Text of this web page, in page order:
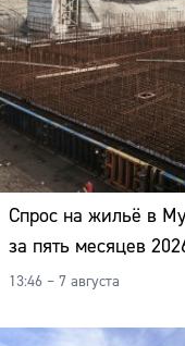
Спрос на жильё в
за пять месяцев
13:46 – 7 августа